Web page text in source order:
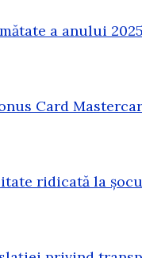
a anului 2025
Card
ridicată la